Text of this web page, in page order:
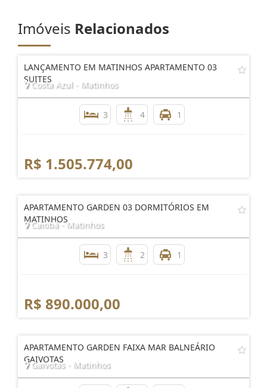
Imóveis Relacionados
LANÇAMENTO EM MATINHOS APARTAMENTO 03
SUITES
Costa Azul - Matinhos
3 4 1
R$ 1.505.774,00
APARTAMENTO GARDEN 03 DORMITÓRIOS EM
MATINHOS
Caiobá - Matinhos
3 2 1
R$ 890.000,00
APARTAMENTO GARDEN FAIXA MAR BALNEÁRIO
GAIVOTAS
Gaivotas - Matinhos